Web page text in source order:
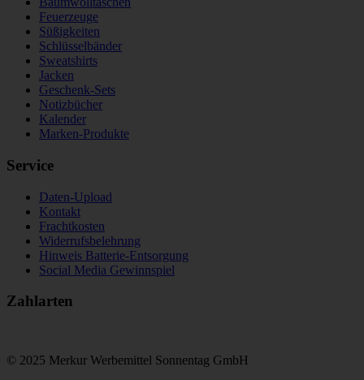
Feuerzeuge
Süßigkeiten
Schlüsselbänder
Sweatshirts
Jacken
Geschenk-Sets
Notizbücher
Kalender
Marken-Produkte
Service
Daten-Upload
Kontakt
Frachtkosten
Widerrufsbelehrung
Hinweis Batterie-Entsorgung
Social Media Gewinnspiel
Zahlarten
© 2025 Merkur Werbemittel Sonnentag GmbH